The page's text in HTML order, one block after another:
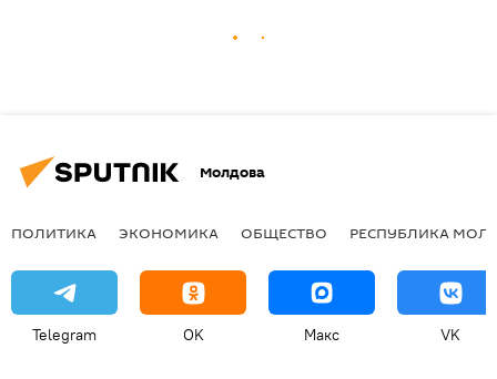
Молдова
ПОЛИТИКА ЭКОНОМИКА ОБЩЕСТВО РЕСПУБЛИКА
Telegram OK Макс VK